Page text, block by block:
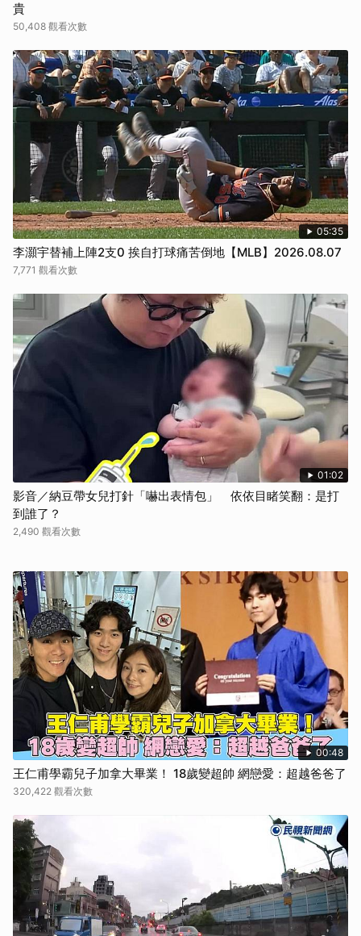
貴
50,408 觀看次數
05:35
李灝宇替補上陣2支0 挨自打球痛苦倒地【MLB】2026.08.07
7,771 觀看次數
01:02
影音／納豆帶女兒打針「嚇出表情包」 依依目睹笑翻：是打
到誰了？
2,490 觀看次數
00:48
王仁甫學霸兒子加拿大畢業！ 18歲變超帥 網戀愛：超越爸爸了
320,422 觀看次數